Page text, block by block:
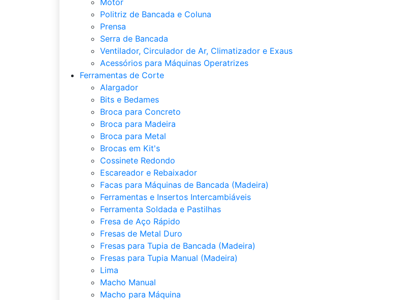
Motor
Politriz de Bancada e Coluna
Prensa
Serra de Bancada
Ventilador, Circulador de Ar, Climatizador e Exaus
Acessórios para Máquinas Operatrizes
Ferramentas de Corte
Alargador
Bits e Bedames
Broca para Concreto
Broca para Madeira
Broca para Metal
Brocas em Kit's
Cossinete Redondo
Escareador e Rebaixador
Facas para Máquinas de Bancada (Madeira)
Ferramentas e Insertos Intercambiáveis
Ferramenta Soldada e Pastilhas
Fresa de Aço Rápido
Fresas de Metal Duro
Fresas para Tupia de Bancada (Madeira)
Fresas para Tupia Manual (Madeira)
Lima
Macho Manual
Macho para Máquina